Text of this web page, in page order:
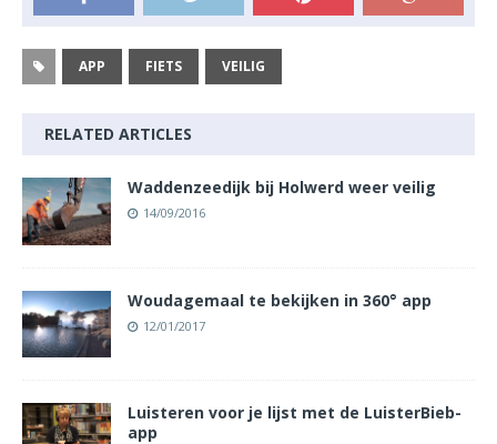
APP FIETS VEILIG
RELATED ARTICLES
Waddenzeedijk bij Holwerd weer veilig
14/09/2016
Woudagemaal te bekijken in 360° app
12/01/2017
Luisteren voor je lijst met de LuisterBieb-
app